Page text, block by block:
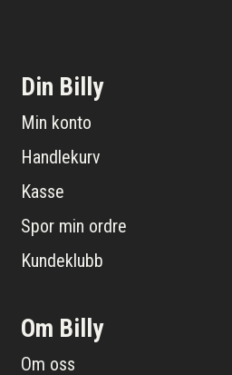
Din Billy
Min konto
Handlekurv
Kasse
Spor min ordre
Kundeklubb
Om Billy
Om oss